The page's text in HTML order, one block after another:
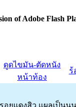
of Adobe Flash
ดูดไขมัน-ตัดหนัง
หน้าท้อง
ร้
รอยแดงสิว แผลเป็น